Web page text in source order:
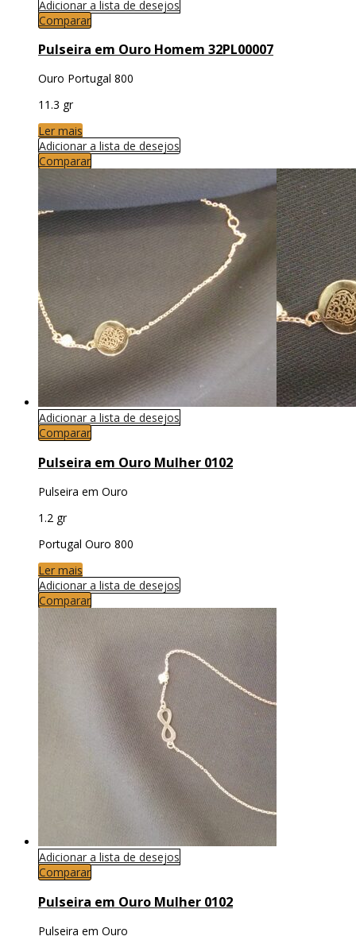
Adicionar a lista de desejos
Comparar
Pulseira em Ouro Homem 32PL00007
Ouro Portugal 800
11.3 gr
Ler mais
Adicionar a lista de desejos
Comparar
Adicionar a lista de desejos
Comparar
Pulseira em Ouro Mulher 0102
Pulseira em Ouro
1.2 gr
Portugal Ouro 800
Ler mais
Adicionar a lista de desejos
Comparar
Adicionar a lista de desejos
Comparar
Pulseira em Ouro Mulher 0102
Pulseira em Ouro